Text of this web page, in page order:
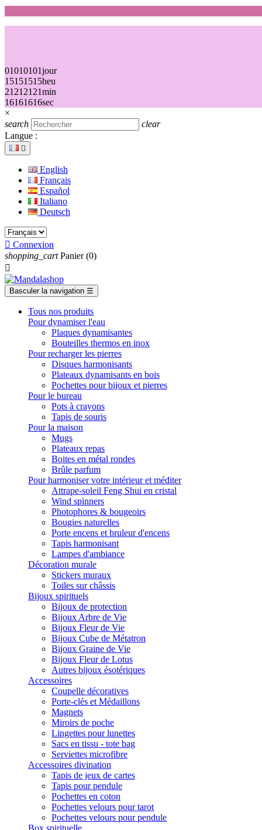
01010101jour
15151515heu
21 21 21 21min
16161616sec
×
search
clear
Langue :

English
Français
Español
Italiano
Deutsch
 Connexion
shopping_cart Panier (0)

Basculer la navigation ☰
Tous nos produits
Pour dynamiser l'eau
Plaques dynamisantes
Bouteilles thermos en inox
Pour recharger les pierres
Disques harmonisants
Plateaux dynamisants en bois
Pochettes pour bijoux et pierres
Pour le bureau
Pots à crayons
Tapis de souris
Pour la maison
Mugs
Plateaux repas
Boites en métal rondes
Brûle parfum
Pour harmoniser votre intérieur et méditer
Attrape-soleil Feng Shui en cristal
Wind spinners
Photophores & bougeoirs
Bougies naturelles
Porte encens et bruleur d'encens
Tapis harmonisant
Lampes d'ambiance
Décoration murale
Stickers muraux
Toiles sur châssis
Bijoux spirituels
Bijoux de protection
Bijoux Arbre de Vie
Bijoux Fleur de Vie
Bijoux Cube de Métatron
Bijoux Graine de Vie
Bijoux Fleur de Lotus
Autres bijoux ésotériques
Accessoires
Coupelle décoratives
Porte-clés et Médaillons
Magnets
Miroirs de poche
Lingettes pour lunettes
Sacs en tissu - tote bag
Serviettes microfibre
Accessoires divination
Tapis de jeux de cartes
Tapis pour pendule
Pochettes en coton
Pochettes velours pour tarot
Pochettes velours pour pendule
Box spirituelle